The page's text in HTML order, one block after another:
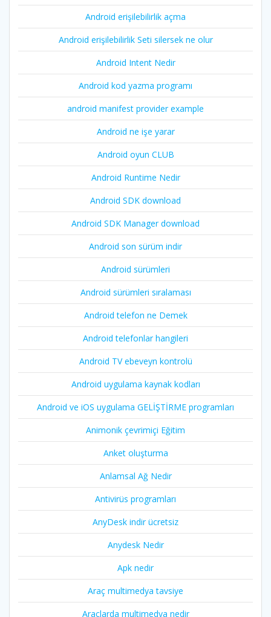
Android erişilebilirlik açma
Android erişilebilirlik Seti silersek ne olur
Android Intent Nedir
Android kod yazma programı
android manifest provider example
Android ne işe yarar
Android oyun CLUB
Android Runtime Nedir
Android SDK download
Android SDK Manager download
Android son sürüm indir
Android sürümleri
Android sürümleri sıralaması
Android telefon ne Demek
Android telefonlar hangileri
Android TV ebeveyn kontrolü
Android uygulama kaynak kodları
Android ve iOS uygulama GELİŞTİRME programları
Animonik çevrimiçi Eğitim
Anket oluşturma
Anlamsal Ağ Nedir
Antivirüs programları
AnyDesk indir ücretsiz
Anydesk Nedir
Apk nedir
Araç multimedya tavsiye
Araçlarda multimedya nedir